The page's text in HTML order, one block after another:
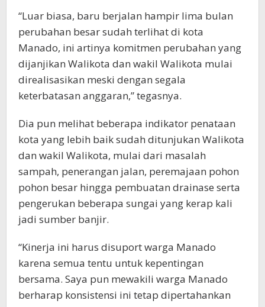
“Luar biasa, baru berjalan hampir lima bulan
perubahan besar sudah terlihat di kota
Manado, ini artinya komitmen perubahan yang
dijanjikan Walikota dan wakil Walikota mulai
direalisasikan meski dengan segala
keterbatasan anggaran,” tegasnya.
Dia pun melihat beberapa indikator penataan
kota yang lebih baik sudah ditunjukan Walikota
dan wakil Walikota, mulai dari masalah
sampah, penerangan jalan, peremajaan pohon
pohon besar hingga pembuatan drainase serta
pengerukan beberapa sungai yang kerap kali
jadi sumber banjir.
“Kinerja ini harus disuport warga Manado
karena semua tentu untuk kepentingan
bersama. Saya pun mewakili warga Manado
berharap konsistensi ini tetap dipertahankan